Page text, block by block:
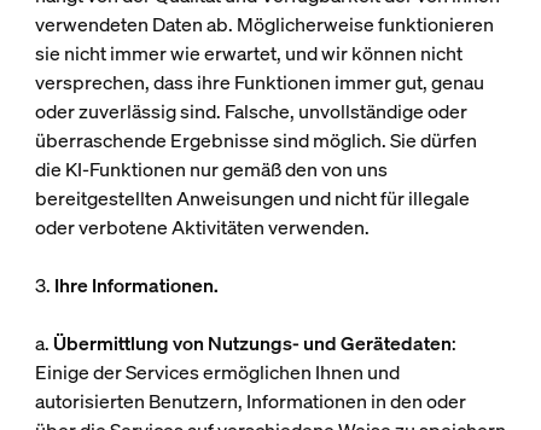
verwendeten Daten ab. Möglicherweise funktionieren
sie nicht immer wie erwartet, und wir können nicht
versprechen, dass ihre Funktionen immer gut, genau
oder zuverlässig sind. Falsche, unvollständige oder
überraschende Ergebnisse sind möglich. Sie dürfen
die KI-Funktionen nur gemäß den von uns
bereitgestellten Anweisungen und nicht für illegale
oder verbotene Aktivitäten verwenden.
3. Ihre Informationen.
a. Übermittlung von Nutzungs- und Gerätedaten:
Einige der Services ermöglichen Ihnen und
autorisierten Benutzern, Informationen in den oder